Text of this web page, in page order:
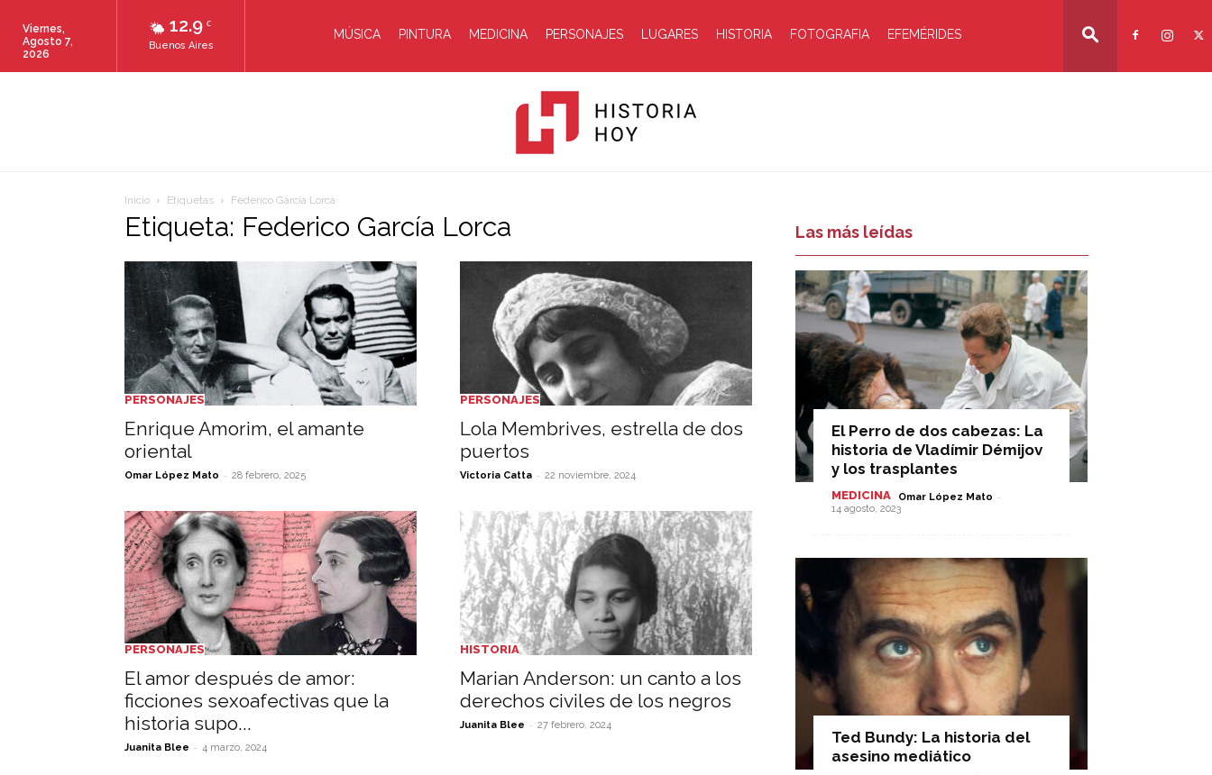
12.9 C
Buenos Aires
Viernes,
Agosto 7,
2026
MÚSICA PINTURA MEDICINA PERSONAJES LUGARES HISTORIA FOTOGRAFIA EFEMÉRIDES
Inicio Etiquetas Federico García Lorca
Etiqueta: Federico García Lorca
PERSONAJES
Enrique Amorim, el amante
oriental
Omar López Mato - 28 febrero, 2025
PERSONAJES
Lola Membrives, estrella de dos
puertos
Victoria Catta - 22 noviembre, 2024
PERSONAJES
El amor después de amor:
ficciones sexoafectivas que la
historia supo...
Juanita Blee - 4 marzo, 2024
HISTORIA
Marian Anderson: un canto a los
derechos civiles de los negros
Juanita Blee - 27 febrero, 2024
Las más leídas
El Perro de dos cabezas: La
historia de Vladímir Démijov
y los trasplantes
MEDICINA Omar López Mato -
14 agosto, 2023
Ted Bundy: La historia del
asesino mediático